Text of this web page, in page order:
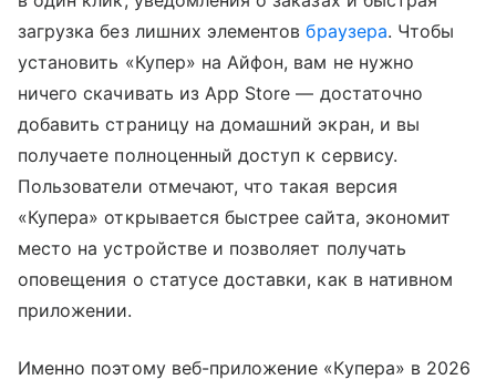
загрузка без лишних элементовбраузера. Чтобы
установить «Купер» на Айфон, вам не нужно
ничего скачивать из App Store — достаточно
добавить страницу на домашний экран, и вы
получаете полноценный доступ к сервису.
Пользователи отмечают, что такая версия
«Купера» открывается быстрее сайта, экономит
место на устройстве и позволяет получать
оповещения о статусе доставки, как в нативном
приложении.
Именно поэтому веб-приложение «Купера» в 2026